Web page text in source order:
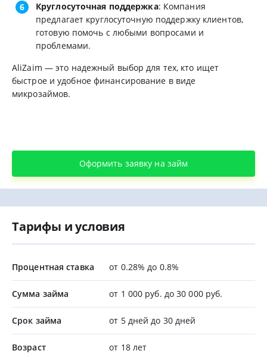
Круглосуточная поддержка: Компания
предлагает круглосуточную поддержку клиентов,
готовую помочь с любыми вопросами и
проблемами.
AliZaim — это надежный выбор для тех, кто ищет
быстрое и удобное финансирование в виде
микрозаймов.
Оформить заявку на займ
Тарифы и условия
Процентная ставка от 0.28% до 0.8%
Сумма займа от 1 000 руб. до 30 000 руб.
Срок займа от 5 дней до 30 дней
Возраст от 18 лет